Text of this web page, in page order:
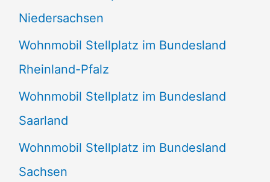
Niedersachsen
Wohnmobil Stellplatz im Bundesland
Rheinland-Pfalz
Wohnmobil Stellplatz im Bundesland
Saarland
Wohnmobil Stellplatz im Bundesland
Sachsen